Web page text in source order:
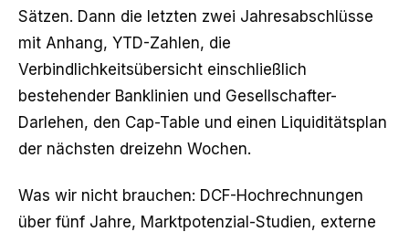
Sätzen. Dann die letzten zwei Jahresabschlüsse
mit Anhang, YTD-Zahlen, die
Verbindlichkeitsübersicht einschließlich
bestehender Banklinien und Gesellschafter-
Darlehen, den Cap-Table und einen Liquiditätsplan
der nächsten dreizehn Wochen.
Was wir nicht brauchen: DCF-Hochrechnungen
über fünf Jahre, Marktpotenzial-Studien, externe